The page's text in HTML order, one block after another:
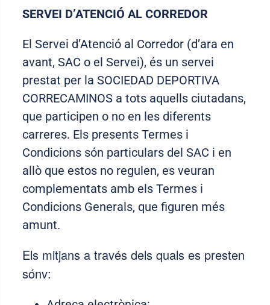
SERVEI D’ATENCIÓ AL CORREDOR
El Servei d’Atenció al Corredor (d’ara en
avant, SAC o el Servei), és un servei
prestat per la SOCIEDAD DEPORTIVA
CORRECAMINOS a tots aquells ciutadans,
que participen o no en les diferents
carreres. Els presents Termes i
Condicions són particulars del SAC i en
allò que estos no regulen, es veuran
complementats amb els Termes i
Condicions Generals, que figuren més
amunt.
Els mitjans a través dels quals es presten
sónv: